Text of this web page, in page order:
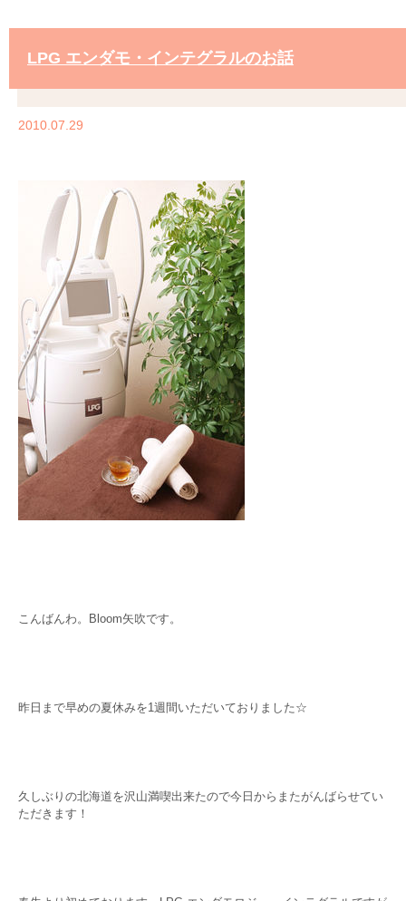
LPG エンダモ・インテグラルのお話
2010.07.29
こんばんわ。Bloom矢吹です。
昨日まで早めの夏休みを1週間いただいておりました☆
久しぶりの北海道を沢山満喫出来たので今日からまたがんばらせてい
ただきます！